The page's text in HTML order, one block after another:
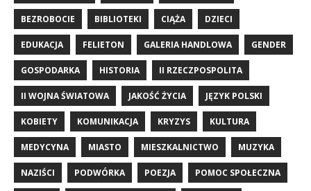
BEZROBOCIE BIBLIOTEKI CIĄŻA DZIECI
EDUKACJA FELIETON GALERIA HANDLOWA GENDER
GOSPODARKA HISTORIA II RZECZPOSPOLITA
II WOJNA ŚWIATOWA JAKOŚĆ ŻYCIA JĘZYK POLSKI
KOBIETY KOMUNIKACJA KRYZYS KULTURA
MEDYCYNA MIASTO MIESZKALNICTWO MUZYKA
NAZIŚCI PODWÓRKA POEZJA POMOC SPOŁECZNA